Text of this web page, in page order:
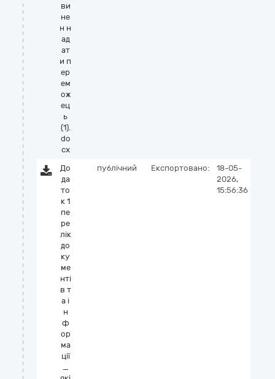
ви
не
н н
ад
ат
и п
ер
ем
ож
ец
ь
(1).
do
cx
До
да
то
к 1
пе
ре
лік
до
ку
ме
нті
в т
а і
н
ф
ор
ма
ції
_
публічний Експортовано:
18-05-
2026,
15:56:36